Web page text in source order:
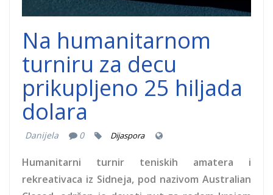
Na humanitarnom
turniru za decu
prikupljeno 25 hiljada
dolara
Danijela 0 Dijaspora
Humanitarni turnir teniskih amatera i
rekreativaca iz Sidneja, pod nazivom Australian